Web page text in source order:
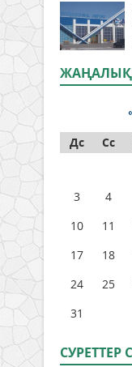
Дс
Сс
3
4
10
11
17
18
24
25
31
СУРЕТТЕР